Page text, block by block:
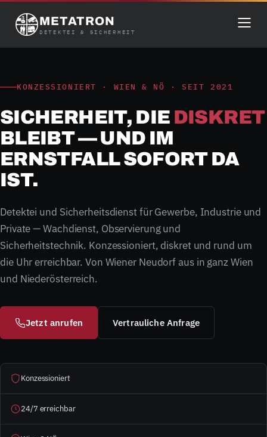
METATRON
DETEKTEI & SICHERHEIT
KONZESSIONIERT · WIEN & NÖ · SEIT 2021
SICHERHEIT, DIE DISKRET
BLEIBT — UND IM
ERNSTFALL SOFORT DA
IST.
Detektei und Sicherheitsdienst für Gewerbe, Industrie und
Private — Wachdienst, Observierung und
Sicherheitstechnik. Konzessioniert, diskret und rund um
die Uhr erreichbar. Von Wiener Neudorf aus in ganz Wien
und Niederösterreich.
Jetzt anrufen Vertrauliche Anfrage
Konzessioniert
24/7 erreichbar